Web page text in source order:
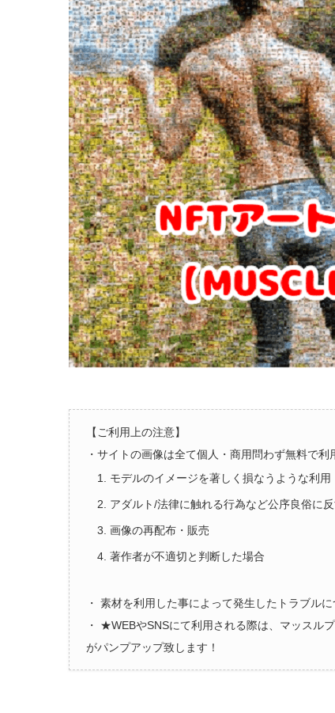
【ご利用上の注意】
・サイトの画像は全て個人・商用問わず無料で
1. モデルのイメージを著しく損なうような利用
2. アダルト/法律に触れる行為など公序良俗に
3. 画像の再配布・販売
4. 著作者が不適切と判断した場合
・ 素材を利用した事によって発生したトラブル
・ ★WEBやSNSにて利用される際は、マッスル
がパンプアップ致します！